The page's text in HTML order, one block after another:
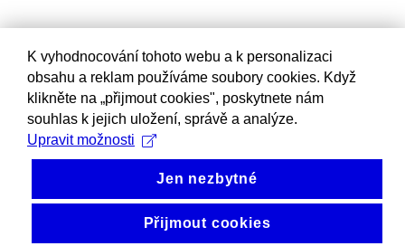
K vyhodnocování tohoto webu a k personalizaci
obsahu a reklam používáme soubory cookies. Když
klikněte na „přijmout cookies", poskytnete nám
souhlas k jejich uložení, správě a analýze.
Upravit možnosti
Jen nezbytné
Přijmout cookies